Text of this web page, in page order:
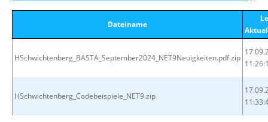
Dateiname
HSchwichtenberg_BASTA_September2024_NET9Neuigkeiten.pdf.zip
HSchwichtenberg_Codebeispiele_NET9.zip